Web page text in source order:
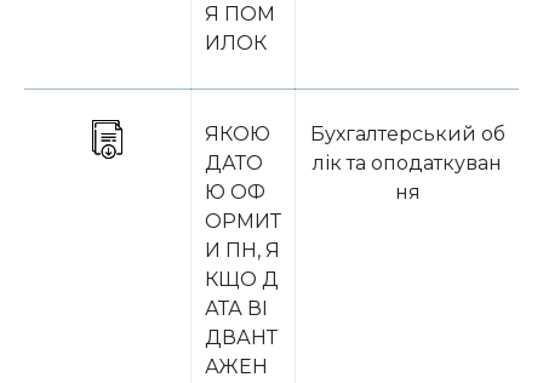
Я ПОМ
ИЛОК
ЯКОЮ
ДАТО
Ю ОФ
ОРМИТ
И ПН, Я
КЩО Д
АТА ВІ
ДВАНТ
АЖЕН
Бухгалтерський об
лік та оподаткуван
ня